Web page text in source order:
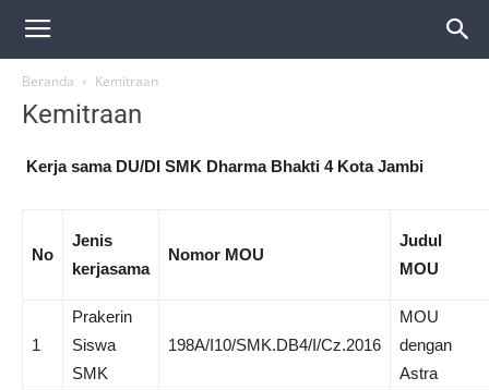
Beranda Kemitraan
Kemitraan
Kerja sama DU/DI SMK Dharma Bhakti 4 Kota Jambi
No
Jenis
kerjasama
Nomor MOU
Judul
MOU
1
Prakerin
Siswa
SMK
198A/I10/SMK.DB4/I/Cz.2016
MOU
dengan
Astra